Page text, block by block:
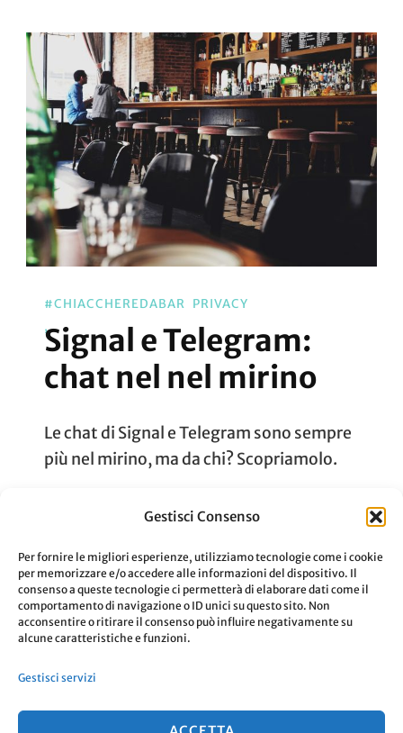
Gestisci Consenso
Per fornire le migliori esperienze, utilizziamo tecnologie come i cookie
per memorizzare e/o accedere alle informazioni del dispositivo. Il
consenso a queste tecnologie ci permetterà di elaborare dati come il
comportamento di navigazione o ID unici su questo sito. Non
acconsentire o ritirare il consenso può influire negativamente su
alcune caratteristiche e funzioni.
Gestisci servizi
#CHIACCHEREDABAR PRIVACY
Signal e Telegram:
chat nel nel mirino
Le chat di Signal e Telegram sono sempre
più nel mirino, ma da chi? Scopriamolo.
22 Gennaio 2020
Paginazione
degli
Pagina
1 Pagina
2